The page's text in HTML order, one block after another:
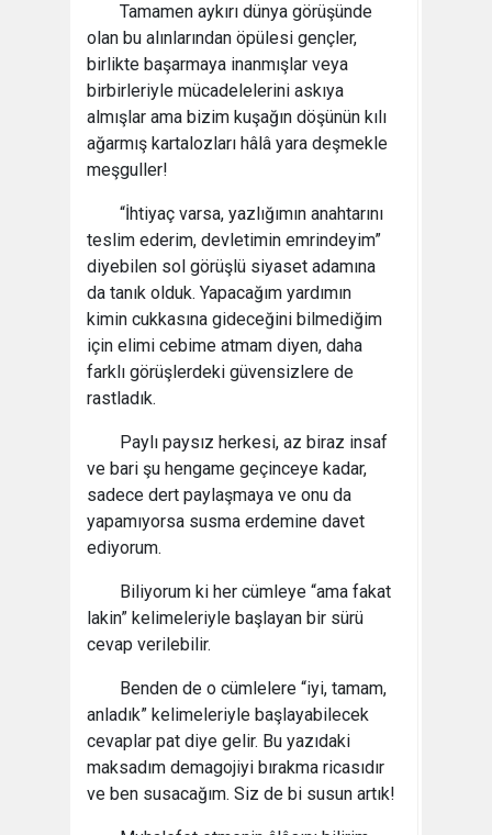
Tamamen aykırı dünya görüşünde
olan bu alınlarından öpülesi gençler,
birlikte başarmaya inanmışlar veya
birbirleriyle mücadelelerini askıya
almışlar ama bizim kuşağın döşünün kılı
ağarmış kartalozları hâlâ yara deşmekle
meşguller!
“İhtiyaç varsa, yazlığımın anahtarını
teslim ederim, devletimin emrindeyim”
diyebilen sol görüşlü siyaset adamına
da tanık olduk. Yapacağım yardımın
kimin cukkasına gideceğini bilmediğim
için elimi cebime atmam diyen, daha
farklı görüşlerdeki güvensizlere de
rastladık.
Paylı paysız herkesi, az biraz insaf
ve bari şu hengame geçinceye kadar,
sadece dert paylaşmaya ve onu da
yapamıyorsa susma erdemine davet
ediyorum.
Biliyorum ki her cümleye “ama fakat
lakin” kelimeleriyle başlayan bir sürü
cevap verilebilir.
Benden de o cümlelere “iyi, tamam,
anladık” kelimeleriyle başlayabilecek
cevaplar pat diye gelir. Bu yazıdaki
maksadım demagojiyi bırakma ricasıdır
ve ben susacağım. Siz de bi susun artık!